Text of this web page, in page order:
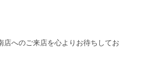
店へのご来店を心よりお待ちしてお